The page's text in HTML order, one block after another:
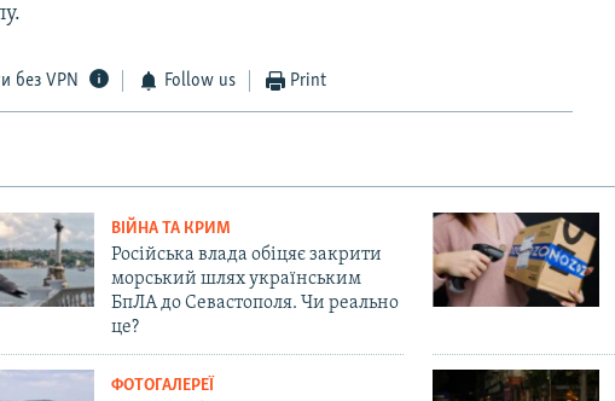
без VPN Follow us Print
ВІЙНА ТА КРИМ
Російська влада обіцяє закрити
морський шлях українським
БпЛА до Севастополя. Чи реально
це?
ФОТОГАЛЕРЕЇ